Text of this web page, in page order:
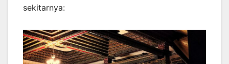
sekitarnya: